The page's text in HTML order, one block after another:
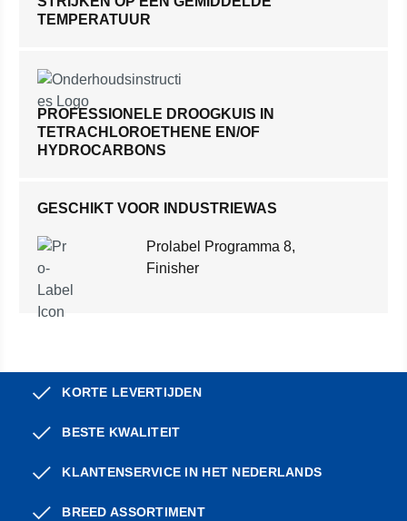
TEMPERATUUR
PROFESSIONELE DROOGKUIS IN
TETRACHLOROETHENE EN/OF
HYDROCARBONS
GESCHIKT VOOR INDUSTRIEWAS
Prolabel Programma 8,
Finisher
KORTE LEVERTIJDEN
BESTE KWALITEIT
KLANTENSERVICE IN HET NEDERLANDS
BREED ASSORTIMENT